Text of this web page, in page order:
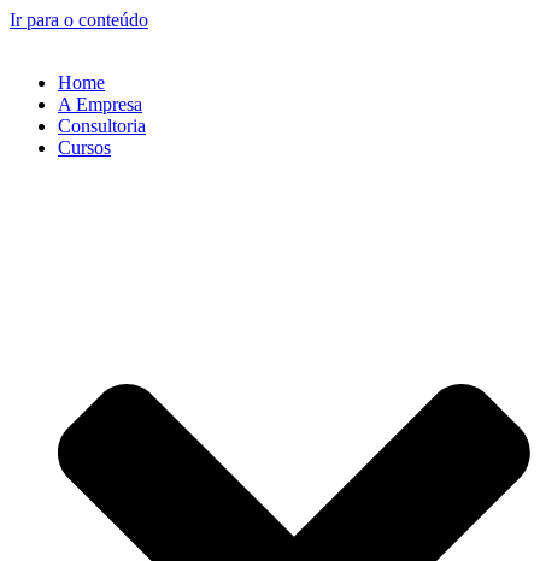
Ir para o conteúdo
Home
A Empresa
Consultoria
Cursos